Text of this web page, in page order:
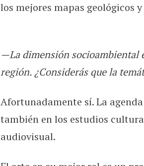
los mejores mapas geológicos
—La dimensión socioambiental
región. ¿Considerás que la
Afortunadamente sí. La
también en los estudios
audiovisual.